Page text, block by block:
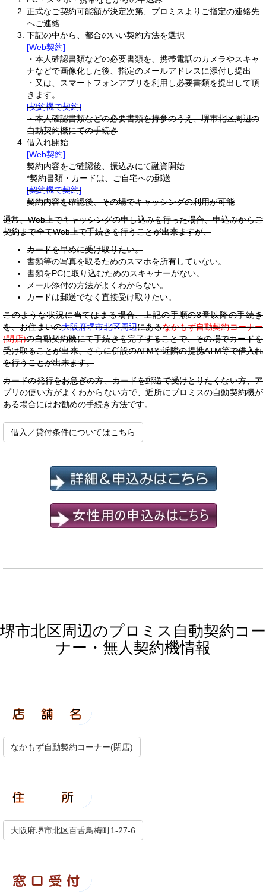
正式なご契約可能額が決定次第、プロミスよりご指定の連絡先
へご連絡
下記の中から、都合のいい契約方法を選択
[Web契約]
・本人確認書類などの必要書類を、携帯電話のカメラやスキャ
ナなどで画像化した後、指定のメールアドレスに添付し提出
・又は、スマートフォンアプリを利用し必要書類を提出して頂
きます。
[契約機で契約]
・本人確認書類などの必要書類を持参のうえ、堺市北区周辺の
自動契約機にての手続き
借入れ開始
[Web契約]
契約内容をご確認後、振込みにて融資開始
*契約書類・カードは、ご自宅への郵送
[契約機で契約]
契約内容を確認後、その場でキャッシングの利用が可能
通常、Web上でキャッシングの申し込みを行った場合、申込みからご
契約まで全てWeb上で手続きを行うことが出来ますが、
カードを早めに受け取りたい。
書類等の写真を取るためのスマホを所有していない。
書類をPCに取り込むためのスキャナーがない。
メール添付の方法がよくわからない。
カードは郵送でなく直接受け取りたい。
このような状況に当てはまる場合、上記の手順の3番以降の手続き
を、お住まいの大阪府堺市北区周辺にあるなかもず自動契約コーナー
(閉店)の自動契約機にて手続きを完了することで、その場でカードを
受け取ることが出来、さらに併設のATMや近隣の提携ATM等で借入れ
を行うことが出来ます。
カードの発行をお急ぎの方、カードを郵送で受けとりたくない方、ア
プリの使い方がよくわからない方で、近所にプロミスの自動契約機が
ある場合にはお勧めの手続き方法です。
借入／貸付条件についてはこちら
堺市北区周辺のプロミス自動契約コー
ナー・無人契約機情報
なかもず自動契約コーナー(閉店)
大阪府堺市北区百舌鳥梅町1-27-6